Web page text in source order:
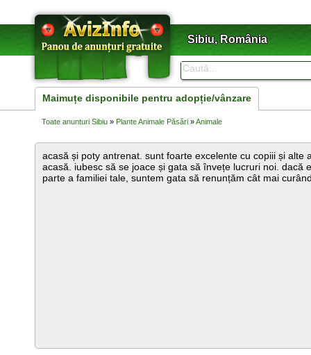
Sibiu, România
Maimuțe disponibile pentru adopție/vânzare
Toate anunturi Sibiu » Plante Animale Păsări »Animale
acasă și poty antrenat. sunt foarte excelente cu copiii și alte
acasă. iubesc să se joace și gata să învețe lucruri noi. dacă
parte a familiei tale, suntem gata să renunțăm cât mai